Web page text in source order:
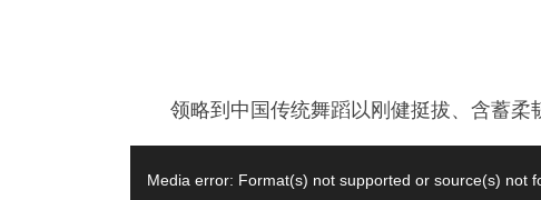
领略到中国传统舞蹈以刚健挺拔、含蓄
频Media error: Format(s) not supported or source(s) not